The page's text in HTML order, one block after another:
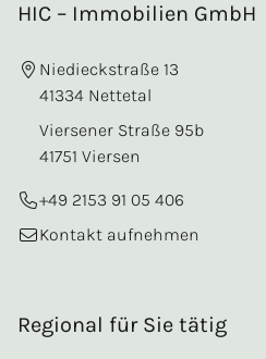
HIC – Immobilien GmbH
Niedieckstraße 13
41334 Nettetal
Viersener Straße 95b
41751 Viersen
+49 2153 91 05 406
Kontakt aufnehmen
Regional für Sie tätig